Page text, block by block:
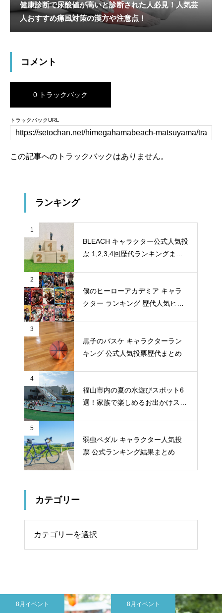
健康診断で尿酸値が高いと診断された人必見！人気芸
人おすすめ痛風対策の漢方や注意点！
コメント
0 トラックバック
トラックバックURL
この記事へのトラックバックはありません。
ランキング
1
BLEACH キャラクター公式人気投
票 1,2,3,4回歴代ランキングまと
2
僕のヒーローアカデミア キャラ
クター ランキング 歴代人気ヒー
3
黒子のバスケ キャラクターラン
キング 公式人気投票歴代まとめ
4
福山市内の夏の水遊びスポット6
選！家族で楽しめるお出かけスポ
5
弱虫ペダル キャラクター人気投
票 公式ランキング結果まとめ
カテゴリー
8月イベント 東広島市